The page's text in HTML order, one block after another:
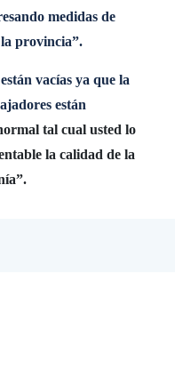
medidas de
provincia”.
vacías ya que la
están
tal cual usted lo
la calidad de la